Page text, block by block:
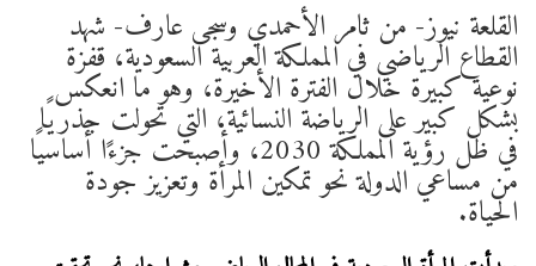
القلعة نيوز- من ثامر الأحمدي وسجى عارف- شهد
القطاع الرياضي في المملكة العربية السعودية، قفزة
نوعية كبيرة خلال الفترة الأخيرة، وهو ما انعكس
بشكل كبير على الرياضة النسائية، التي تحولت جذريًا
في ظل رؤية المملكة 2030، وأصبحت جزءًا أساسيًا
من مساعي الدولة نحو تمكين المرأة وتعزيز جودة
الحياة.